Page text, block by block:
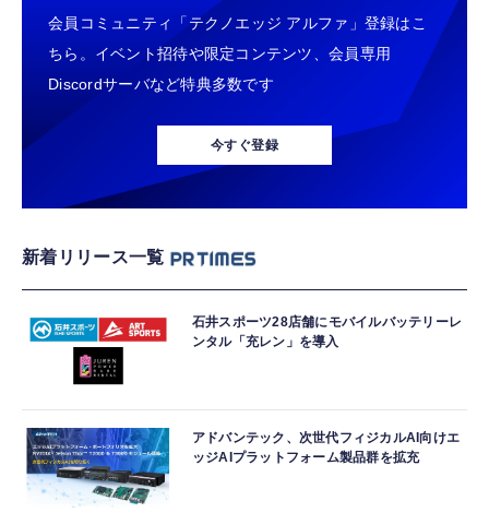
会員コミュニティ「テクノエッジ アルファ」登録はこ
ちら。イベント招待や限定コンテンツ、会員専用
Discordサーバなど特典多数です
今すぐ登録
新着リリース一覧
石井スポーツ28店舗にモバイルバッテリーレ
ンタル「充レン」を導入
アドバンテック、次世代フィジカルAI向けエ
ッジAIプラットフォーム製品群を拡充